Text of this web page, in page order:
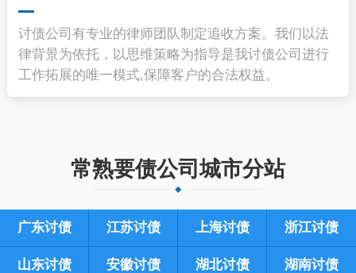
讨债公司有专业的律师团队制定追收方案。我们以法
律背景为依托，以思维策略为指导是我讨债公司进行
工作拓展的唯一模式,保障客户的合法权益。
常熟要债公司城市分站
广东讨债 江苏讨债 上海讨债 浙江讨债
山东讨债 安徽讨债 湖北讨债 湖南讨债